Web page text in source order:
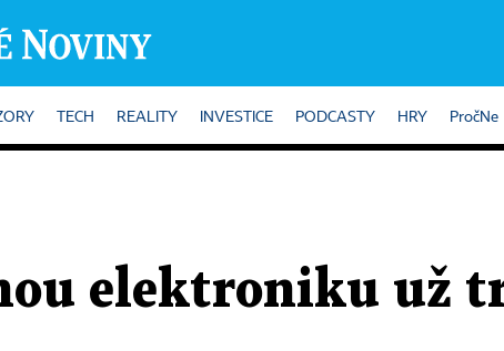
TECH REALITY INVESTICE PODCASTY HRY PročNe
elektroniku už